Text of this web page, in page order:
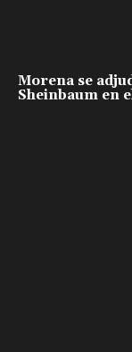
Morena se
Sheinbaum en